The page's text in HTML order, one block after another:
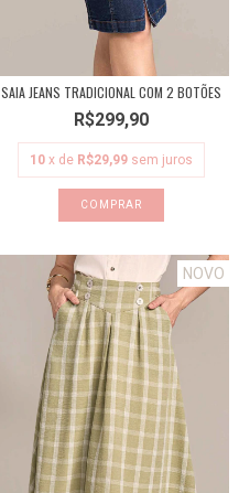
SAIA JEANS TRADICIONAL COM 2 BOTÕES
R$299,90
10 x de R$29,99 sem juros
COMPRAR
NOVO